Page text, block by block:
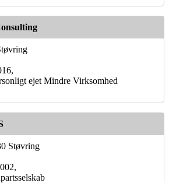
ejet Mindre Virksomhed
Støvring